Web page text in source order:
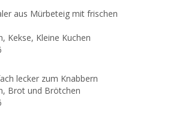
aus Mürbeteig mit frischen
Kekse, Kleine Kuchen
lecker zum Knabbern
Brot und Brötchen